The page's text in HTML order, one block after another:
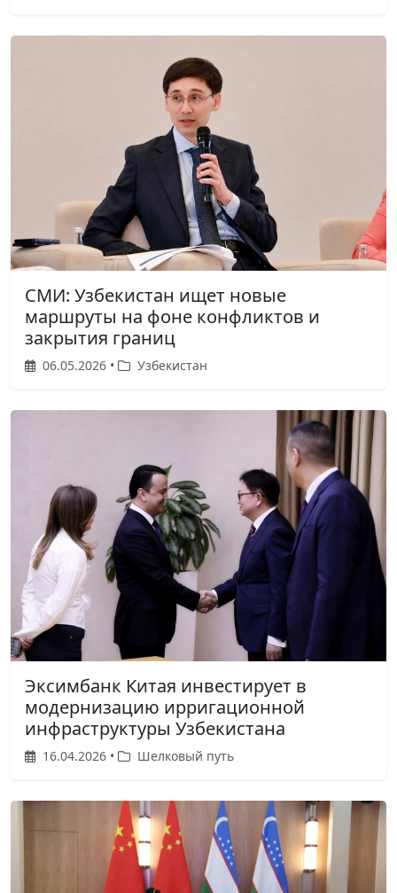
СМИ: Узбекистан ищет новые
маршруты на фоне конфликтов и
закрытия границ
06.05.2026 • Узбекистан
Эксимбанк Китая инвестирует в
модернизацию ирригационной
инфраструктуры Узбекистана
16.04.2026 • Шелковый путь